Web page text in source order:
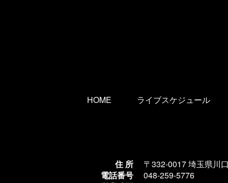
HOME ライブスケジュール
住 所
〒332-0017 埼玉県川
電話番号
048-259-5776